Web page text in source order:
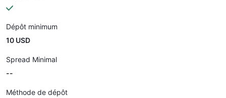
Dépôt minimum
10 USD
Spread Minimal
--
Méthode de dépôt